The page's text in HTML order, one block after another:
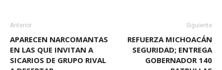
Anterior
APARECEN NARCOMANTAS
EN LAS QUE INVITAN A
SICARIOS DE GRUPO RIVAL
Siguiente
REFUERZA MICHOACÁN
SEGURIDAD; ENTREGA
GOBERNADOR 140